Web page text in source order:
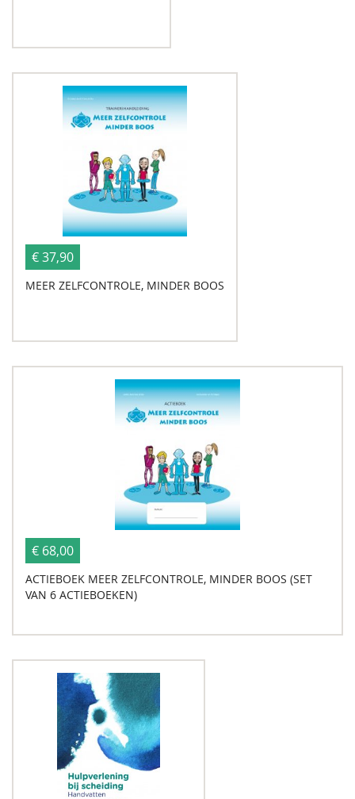
€ 37,90
MEER ZELFCONTROLE, MINDER BOOS
€ 68,00
ACTIEBOEK MEER ZELFCONTROLE, MINDER BOOS (SET
VAN 6 ACTIEBOEKEN)